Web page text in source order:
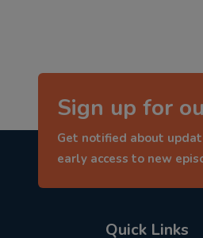
Sign up for
Get notified about
early access to new
Quick Links